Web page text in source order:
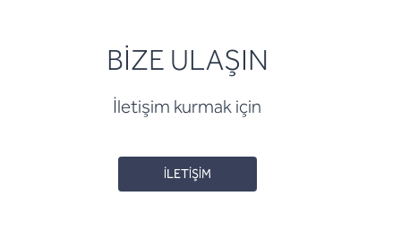
BİZE ULAŞIN
İletişim kurmak için
İLETİŞİM